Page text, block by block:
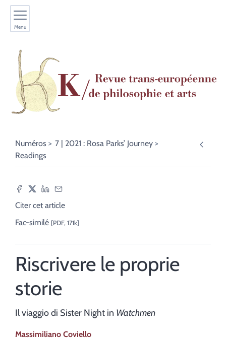
Menu
Numéros
7 | 2021 : Rosa Parks’ Journey
Readings
Citer cet article
Fac-similé [PDF, 171k]
Riscrivere le proprie
storie
Il viaggio di Sister Night in Watchmen
Massimiliano Coviello